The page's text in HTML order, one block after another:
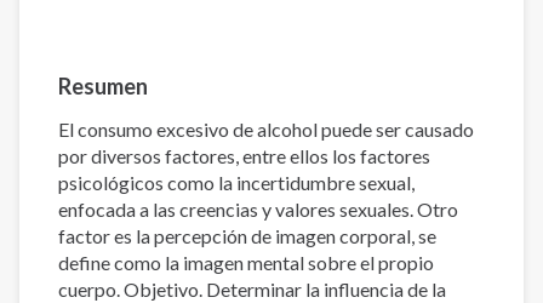
Resumen
El consumo excesivo de alcohol puede ser causado
por diversos factores, entre ellos los factores
psicológicos como la incertidumbre sexual,
enfocada a las creencias y valores sexuales. Otro
factor es la percepción de imagen corporal, se
define como la imagen mental sobre el propio
cuerpo. Objetivo. Determinar la influencia de la